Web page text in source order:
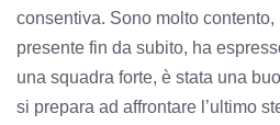
consentiva. Sono molto
presente fin da subito, ha
una squadra forte, è stata una
si prepara ad affrontare l’ultimo